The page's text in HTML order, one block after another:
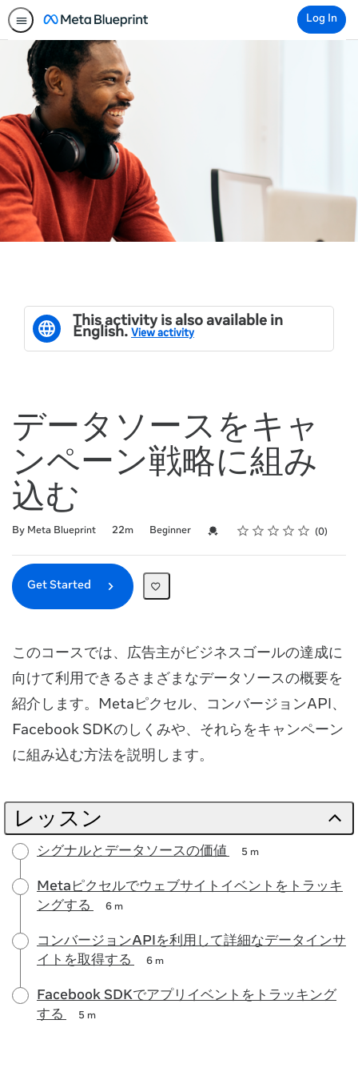
Log In
This activity is also available in
English. View activity
データソースをキャ
ンペーン戦略に組み
込む
By Meta Blueprint
Duration 22m
Difficulty Beginner Credential For Completion
Rating
1 star
2 stars
3 stars
4 stars
5 stars
Average rating: 0 0
No reviews
Get Started
このコースでは、広告主がビジネスゴールの達成に
向けて利用できるさまざまなデータソースの概要を
紹介します。Metaピクセル、コンバージョンAPI、
Facebook SDKのしくみや、それらをキャンペーン
に組み込む方法を説明します。
レッスン
シグナルとデータソースの価値 5 m
Metaピクセルでウェブサイトイベントをトラッキ
ングする
6 m
コンバージョンAPIを利用して詳細なデータインサ
イトを取得する
6 m
Facebook SDKでアプリイベントをトラッキング
する
5 m